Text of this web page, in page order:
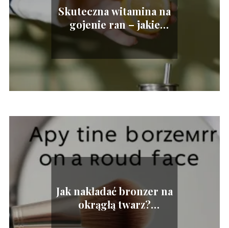
Skuteczna witamina na
gojenie ran – jakie
składniki są kluczowe?
Jak nakładać bronzer na
okrągłą twarz?
Praktyczne porady i